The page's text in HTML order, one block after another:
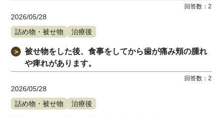
回答数： 2
2026/05/28
詰め物・被せ物
治療後
＞
被せ物をした後、食事をしてから歯が痛み頬の腫れ
や痺れがあります。
回答数： 2
2026/05/28
詰め物・被せ物
治療後